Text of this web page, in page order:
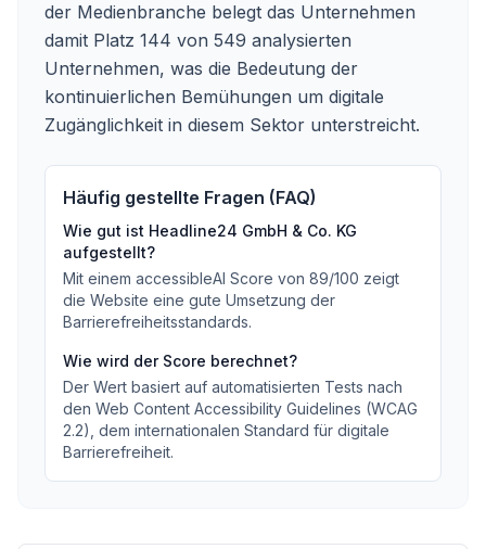
der Medienbranche belegt das Unternehmen
damit Platz 144 von 549 analysierten
Unternehmen, was die Bedeutung der
kontinuierlichen Bemühungen um digitale
Zugänglichkeit in diesem Sektor unterstreicht.
Häufig gestellte Fragen (FAQ)
Wie gut ist Headline24 GmbH & Co. KG
aufgestellt?
Mit einem accessibleAI Score von 89/100 zeigt
die Website eine gute Umsetzung der
Barrierefreiheitsstandards.
Wie wird der Score berechnet?
Der Wert basiert auf automatisierten Tests nach
den Web Content Accessibility Guidelines (WCAG
2.2), dem internationalen Standard für digitale
Barrierefreiheit.